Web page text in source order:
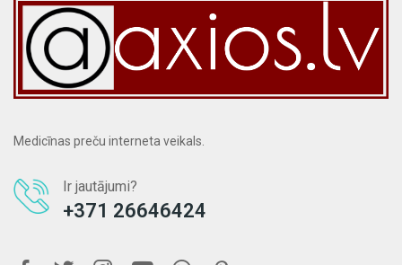
Medicīnas preču interneta veikals.
Ir jautājumi?
+371 26646424